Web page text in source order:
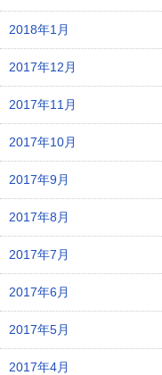
2018年1月
2017年12月
2017年11月
2017年10月
2017年9月
2017年8月
2017年7月
2017年6月
2017年5月
2017年4月